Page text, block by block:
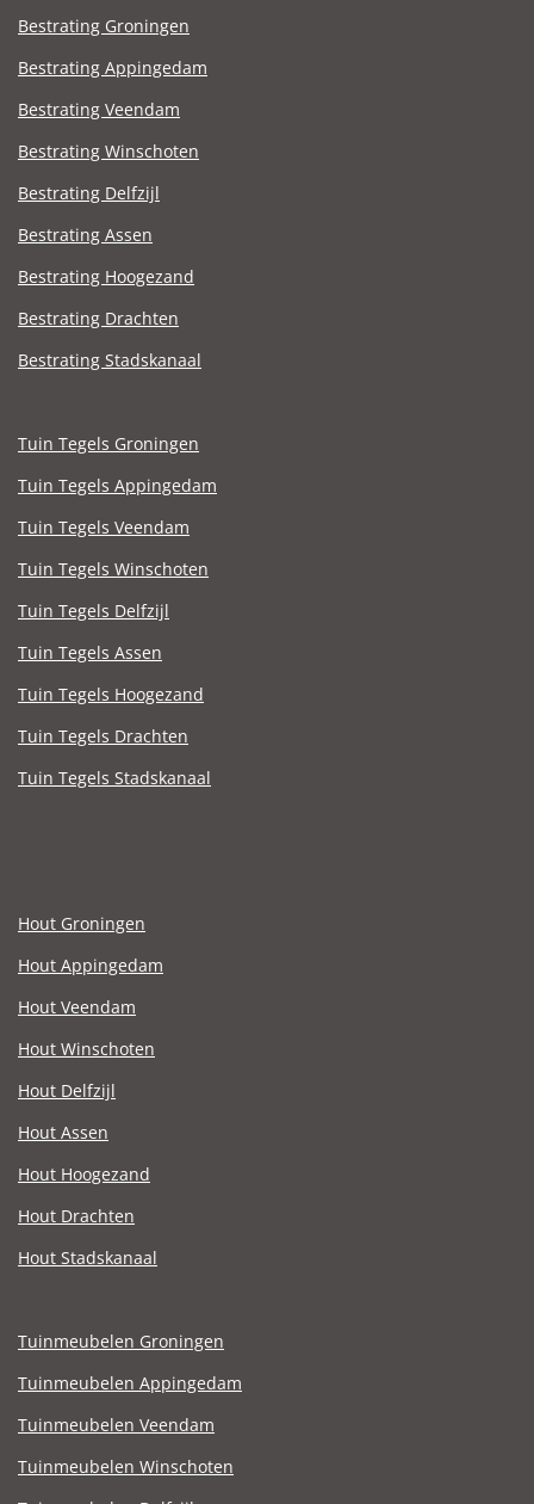
Bestrating Groningen
Bestrating Appingedam
Bestrating Veendam
Bestrating Winschoten
Bestrating Delfzijl
Bestrating Assen
Bestrating Hoogezand
Bestrating Drachten
Bestrating Stadskanaal
Tuin Tegels Groningen
Tuin Tegels Appingedam
Tuin Tegels Veendam
Tuin Tegels Winschoten
Tuin Tegels Delfzijl
Tuin Tegels Assen
Tuin Tegels Hoogezand
Tuin Tegels Drachten
Tuin Tegels Stadskanaal
Hout Groningen
Hout Appingedam
Hout Veendam
Hout Winschoten
Hout Delfzijl
Hout Assen
Hout Hoogezand
Hout Drachten
Hout Stadskanaal
Tuinmeubelen Groningen
Tuinmeubelen Appingedam
Tuinmeubelen Veendam
Tuinmeubelen Winschoten